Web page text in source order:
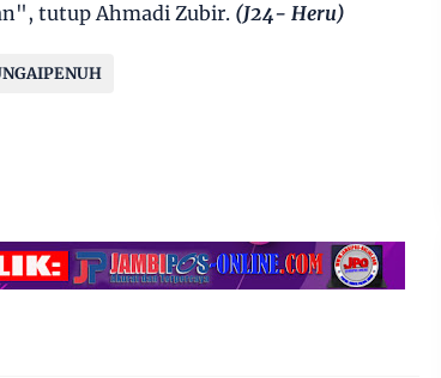
tutup Ahmadi Zubir. (J24- Heru)